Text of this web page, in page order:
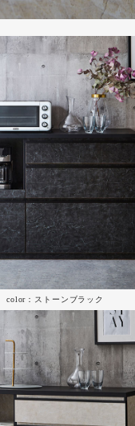
color：ストーンブラック